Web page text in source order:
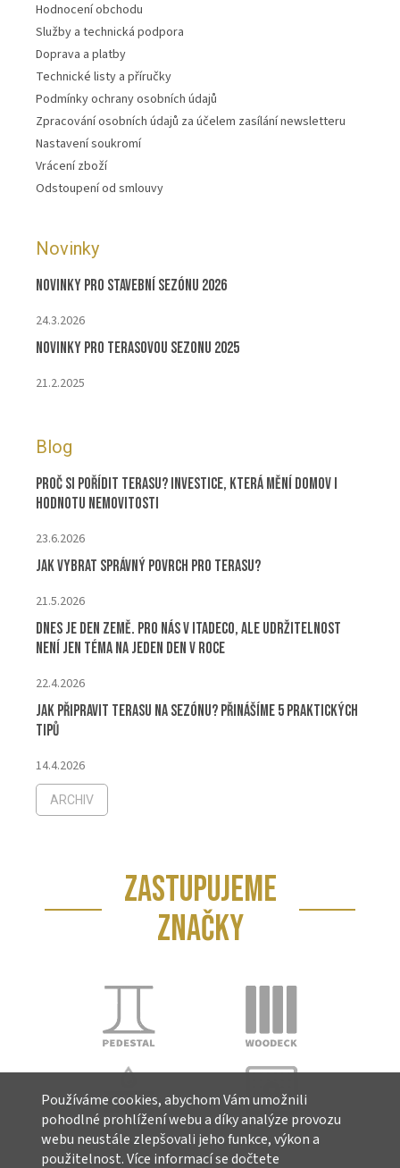
Používáme cookies, abychom Vám umožnili
pohodlné prohlížení webu a díky analýze provozu
webu neustále zlepšovali jeho funkce, výkon a
použitelnost. Více informací se dočtete
Hodnocení obchodu
Služby a technická podpora
Doprava a platby
Technické listy a příručky
Podmínky ochrany osobních údajů
Zpracování osobních údajů za účelem zasílání newsletteru
Nastavení soukromí
Vrácení zboží
Odstoupení od smlouvy
Novinky
Novinky pro stavební sezónu 2026
24.3.2026
Novinky pro terasovou sezonu 2025
21.2.2025
Blog
Proč si pořídit terasu? Investice, která mění domov i
hodnotu nemovitosti
23.6.2026
Jak vybrat správný povrch pro terasu?
21.5.2026
Dnes je Den Země. Pro nás v ITADECO, ale udržitelnost
není jen téma na jeden den v roce
22.4.2026
Jak připravit terasu na sezónu? Přinášíme 5 praktických
tipů
14.4.2026
ARCHIV
ZASTUPUJEME
ZNAČKY